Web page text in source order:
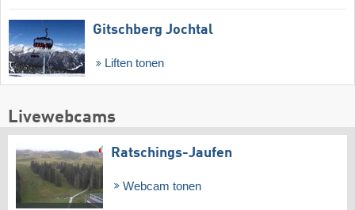
Gitschberg Jochtal
Liften tonen
Livewebcams
Ratschings-Jaufen
Webcam tonen